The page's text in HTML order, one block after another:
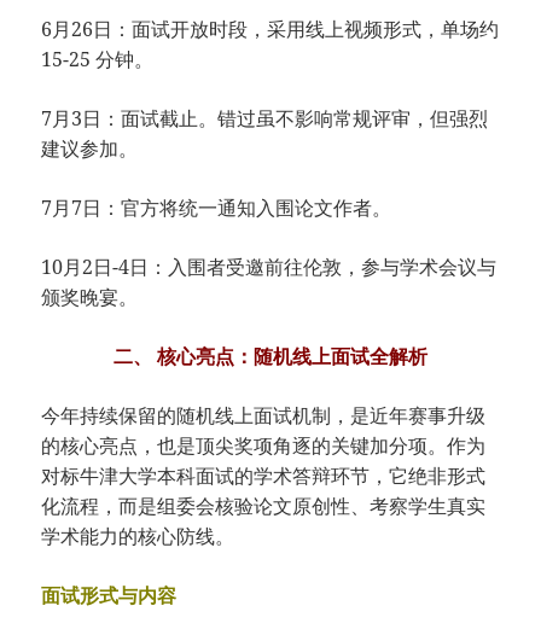
6月26日：面试开放时段，采用线上视频形式，单场约
15-25 分钟。
7月3日：面试截止。错过虽不影响常规评审，但强烈
建议参加。
7月7日：官方将统一通知入围论文作者。
10月2日-4日：入围者受邀前往伦敦，参与学术会议与
颁奖晚宴。
二、 核心亮点：随机线上面试全解析
今年持续保留的随机线上面试机制，是近年赛事升级
的核心亮点，也是顶尖奖项角逐的关键加分项。作为
对标牛津大学本科面试的学术答辩环节，它绝非形式
化流程，而是组委会核验论文原创性、考察学生真实
学术能力的核心防线。
面试形式与内容